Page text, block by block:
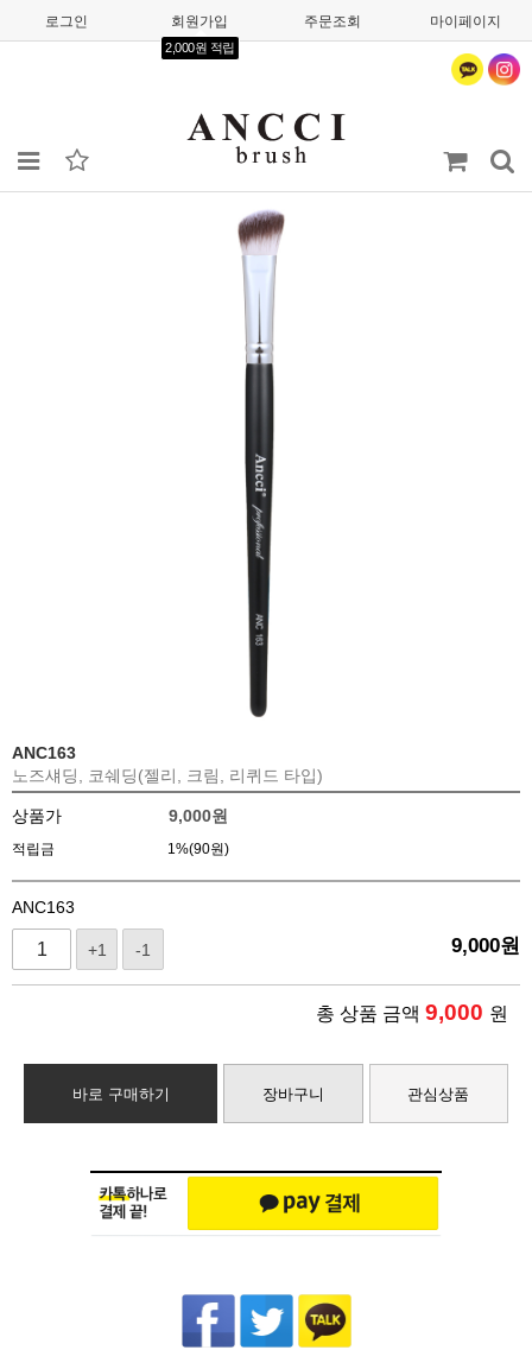
로그인 회원가입
2,000원 적립
주문조회 마이페이지
ANC163
노즈섀딩, 코쉐딩(젤리, 크림, 리퀴드 타입)
상품가 9,000원
적립금 1%(90원)
ANC163
+1 -1 9,000원
총 상품 금액 9,000 원
바로 구매하기 장바구니 관심상품